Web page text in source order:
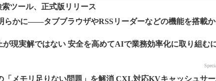
ツール、正式版リリース
らかに――タブブラウザやRSSリーダーなどの機能を搭載か